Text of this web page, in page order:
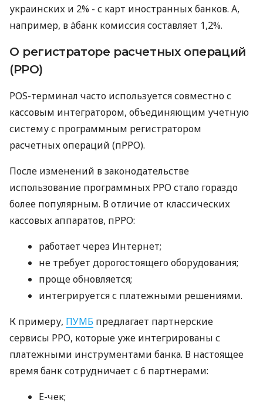
украинских и 2% - с карт иностранных банков. А,
например, в àбанк комиссия составляет 1,2%.
О регистраторе расчетных операций
(РРО)
POS-терминал часто используется совместно с
кассовым интегратором, объединяющим учетную
систему с программным регистратором
расчетных операций (пРРО).
После изменений в законодательстве
использование программных РРО стало гораздо
более популярным. В отличие от классических
кассовых аппаратов, пРРО:
работает через Интернет;
не требует дорогостоящего оборудования;
проще обновляется;
интегрируется с платежными решениями.
К примеру, ПУМБ предлагает партнерские
сервисы РРО, которые уже интегрированы с
платежными инструментами банка. В настоящее
время банк сотрудничает с 6 партнерами:
E-чек;